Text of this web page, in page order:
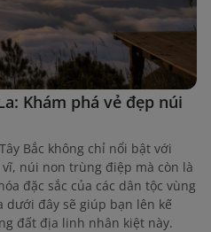
Khám phá vẻ đẹp núi
Bắc không chỉ nổi bật với
núi non trùng điệp mà còn là
đặc sắc của các dân tộc vùng
dưới đây sẽ giúp bạn lên kế
đất địa linh nhân kiệt này.